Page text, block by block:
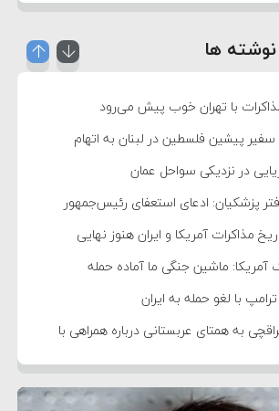
ها
با تهران خوب پیش می‌رود
پیشین فلسطین در لبنان به اتهام
اموال
در نزدیکی سواحل عمان
پزشکیان: ادعای استعفای رئیس‌جمهور
کذب محض است
مذاکرات آمریکا و ایران هنوز نهایی
آمریکا: ماشین جنگی ما آماده حمله
ایران است
با لغو حمله به ایران
به همتای عربستانی درباره همراهی با
امنیتی: برنامه گسترده‌ای برای پاسخ به
داریم
حملات جدید علیه ایران را صادر کرد